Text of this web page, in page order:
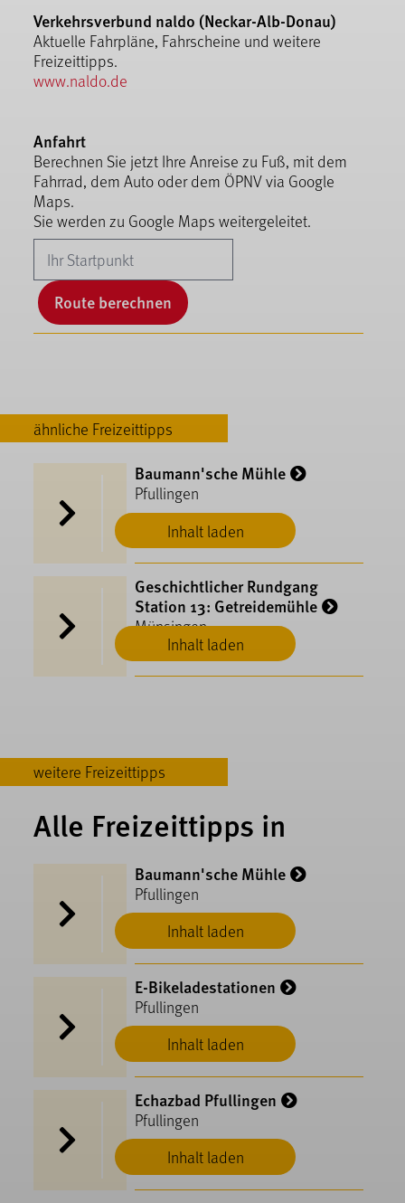
Verkehrsverbund naldo (Neckar-Alb-Donau)
Aktuelle Fahrpläne, Fahrscheine und weitere
Freizeittipps.
www.naldo.de
Anfahrt
Berechnen Sie jetzt Ihre Anreise zu Fuß, mit dem
Fahrrad, dem Auto oder dem ÖPNV via Google
Maps.
Sie werden zu Google Maps weitergeleitet.
Route berechnen
ähnliche Freizeittipps
Inhalt laden
Baumann'sche Mühle
Pfullingen
Inhalt laden
Geschichtlicher Rundgang
Station 13: Getreidemühle
Münsingen
weitere Freizeittipps
Alle Freizeittipps in
Inhalt laden
Baumann'sche Mühle
Pfullingen
Inhalt laden
E-Bikeladestationen
Pfullingen
Inhalt laden
Echazbad Pfullingen
Pfullingen